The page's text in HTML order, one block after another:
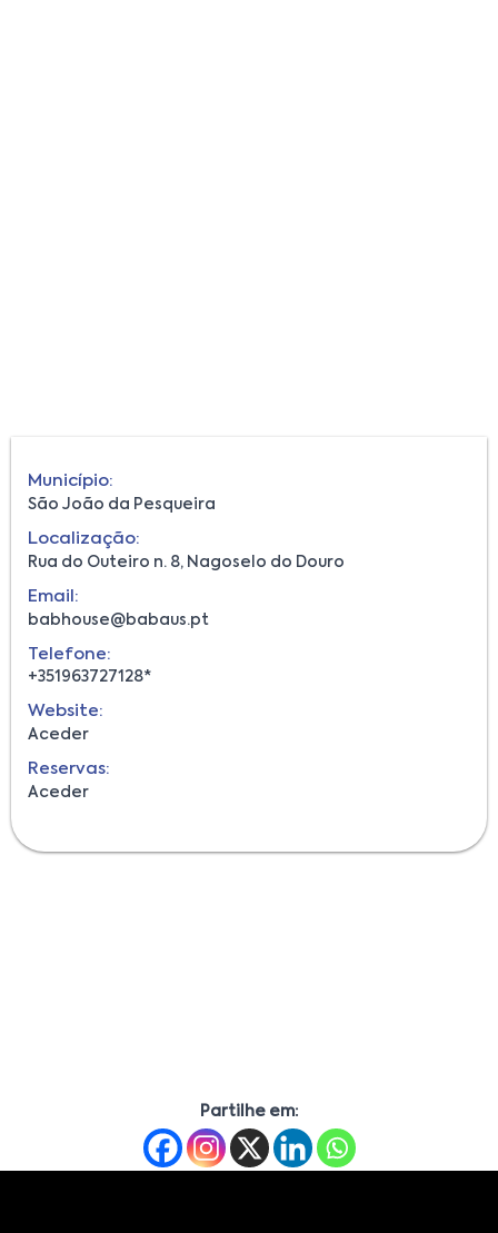
Município:
São João da Pesqueira
Localização:
Rua do Outeiro n. 8, Nagoselo do Douro
Email:
babhouse@babaus.pt
Telefone:
+351963727128*
Website:
Aceder
Reservas:
Aceder
Partilhe em: